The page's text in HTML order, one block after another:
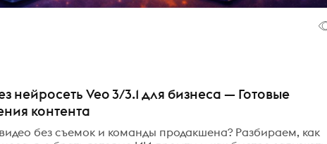
нейросеть Veo 3/3.1 для бизнеса — Готовые
контента
без съемок и команды продакшена? Разбираем, как